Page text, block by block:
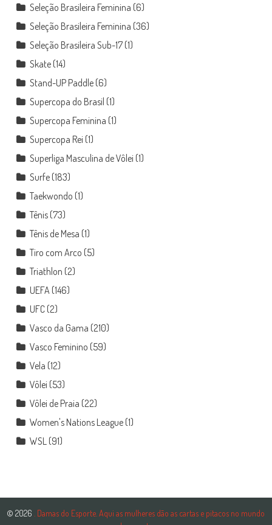
Seleção Brasileira Feminina (6)
Seleção Brasileira Feminina (36)
Seleção Brasileira Sub-17(1)
Skate(14)
Stand-UP Paddle(6)
Supercopa do Brasil (1)
Supercopa Feminina (1)
Supercopa Rei (1)
Superliga Masculina de Vôlei (1)
Surfe(183)
Taekwondo (1)
Tênis(73)
Tênis de Mesa (1)
Tiro com Arco (5)
Triathlon (2)
UEFA (146)
UFC(2)
Vasco da Gama (210)
Vasco Feminino (59)
Vela (12)
Vôlei (53)
Vôlei de Praia (22)
Women's Nations League(1)
WSL (91)
© 2026 . Damas do Esporte. Aqui as mulheres dão as cartas e pitacos no mundo